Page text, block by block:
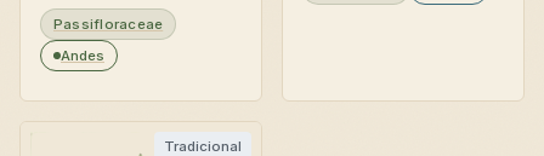
Passifloraceae
Andes
Tradicional